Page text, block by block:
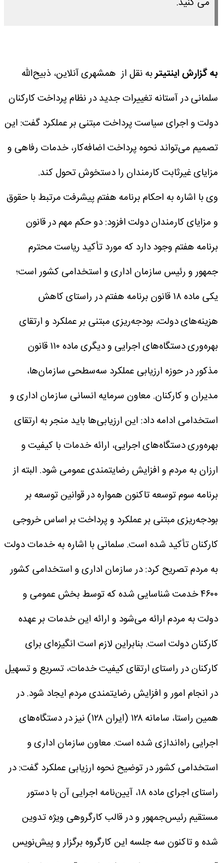
به گزارش اینتیتربه نقل از همشهری آنلاین، ذبیح‌الله
سلمانی در آستانه تغییرات جدید در نظام پرداخت کارکنان
دولت و اجرای سیاست پرداخت مبتنی بر عملکرد گفت: این
تصمیم می‌تواند نحوه پرداخت اضافه‌کار، خدمات رفاهی و
مزایای غیرثابت کارمندان را دستخوش تحول کند.
وی با اشاره به احکام برنامه هفتم پیشرفت مرتبط با حقوق
و مزایای کارمندان دولت افزود: دو حکم مهم در قانون
برنامه هفتم وجود دارد که مورد تأکید ریاست محترم
جمهور و رئیس سازمان اداری و استخدامی کشور است؛
یکی ماده ۱۸ قانون برنامه هفتم در راستای کاهش
هزینه‌های دولت، بودجه‌ریزی مبتنی بر عملکرد و ارتقای
بهره‌وری دستگاه‌های اجرایی و دیگری ماده ۱۱۰ قانون
مذکور در حوزه ارزیابی عملکرد سه‌سطحی سازمان‌ها،
مدیران و کارکنان. معاون سرمایه انسانی سازمان اداری و
استخدامی ادامه داد: این ارزیابی‌ها باید منجر به ارتقای
بهره‌وری دستگاه‌های اجرایی، ارائه خدمات با کیفیت و
ارزان به مردم و افزایش رضایتمندی عمومی شود. البته از
برنامه سوم توسعه تاکنون همواره در قوانین توسعه بر
بودجه‌ریزی مبتنی بر عملکرد و پرداخت بر اساس خروجی
کارکنان تأکید شده است. سلمانی با اشاره به خدمات دولت
به مردم تصریح کرد: در سازمان اداری و استخدامی کشور
۴۶۰۰ خدمت شناسایی شده که توسط بخش عمومی و
دولت به مردم ارائه می‌شود و ارائه این خدمات بر عهده
کارکنان دولت است. بنابراین لازم است انگیزه‌ای برای
کارکنان در راستای ارتقای کیفیت خدمات، تسریع و تسهیل
در انجام امور و افزایش رضایتمندی مردم ایجاد شود. در
همین راستا، سامانه ۱۲۸ (ایران ۱۲۸) نیز در دستگاه‌های
اجرایی راه‌اندازی شده است. معاون سازمان اداری و
استخدامی کشور در توضیح نحوه ارزیابی عملکرد گفت: در
راستای اجرای ماده ۱۸، آیین‌نامه اجرایی آن با دستور
مستقیم رئیس‌جمهور و در قالب کارگروهی ویژه تدوین
شده و تاکنون سه جلسه این کارگروه برگزار و پیش‌نویس